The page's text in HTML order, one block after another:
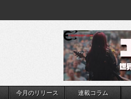
今月のリリース 連載コラム